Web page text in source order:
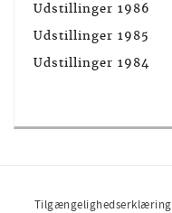
Udstillinger 1986
Udstillinger 1985
Udstillinger 1984
Tilgængelighedserklæring